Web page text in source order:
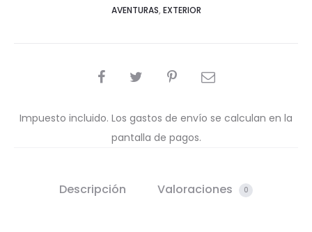
AVENTURAS, EXTERIOR
COMPARTIR
Impuesto incluido. Los gastos de envío se calculan en la
pantalla de pagos.
Descripción Valoraciones 0